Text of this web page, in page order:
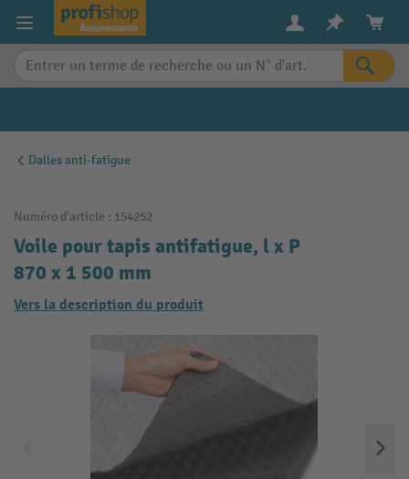
content
Dalles anti-fatigue
Numéro d'article : 154252
Voile pour tapis antifatigue, l x P
870 x 1 500 mm
Vers la description du produit